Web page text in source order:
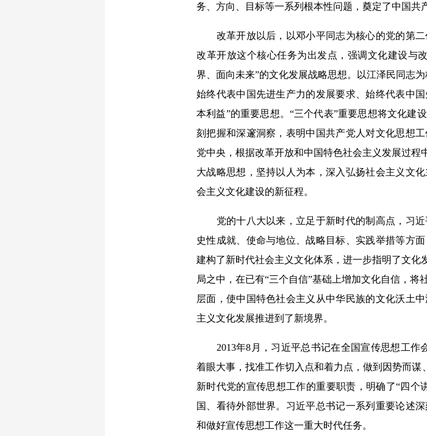
务、方向、目标等一系列根本性问题，奠定了中国共
改革开放以后，以邓小平同志为核心的党的第二
改革开放这个核心任务为出发点，强调文化建设与
界、面向未来”的文化发展战略思想。以江泽民同志
始终代表中国先进生产力的发展要求、始终代表中
本利益”的重要思想。“三个代表”重要思想将文化建
刻把握和深邃洞察，表明中国共产党人对文化思想
党中央，根据改革开放和中国特色社会主义发展过
大战略思想，坚持以人为本，深入弘扬社会主义文
会主义文化建设的新征程。
党的十八大以来，立足于新时代的制高点，习近
史性成就、使命与地位、战略目标、实践举措等方
建构了新时代社会主义文化体系，进一步指明了文化
局之中，在已有“三个自信”基础上增加文化自信，
层面，使中国特色社会主义从中华民族的文化沃土
主义文化发展推进到了新境界。
2013年8月，习近平总书记在全国宣传思想工作
着眼大事，找准工作切入点和着力点，做到因势而
新时代党的宣传思想工作的重要职责，明确了“四个
国、看待外部世界。习近平总书记一系列重要论述
和做好宣传思想工作这一重大时代任务。